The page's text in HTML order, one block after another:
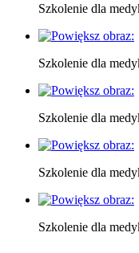
Szkolenie dla
Szkolenie dla
Szkolenie dla
Szkolenie dla
Szkolenie dla